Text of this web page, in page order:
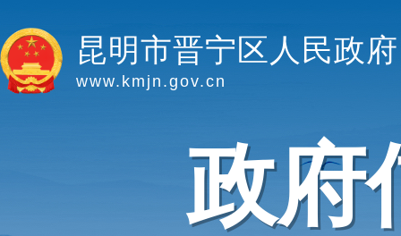
昆明市晋宁区人民政府
www.kmjn.gov.cn
政府